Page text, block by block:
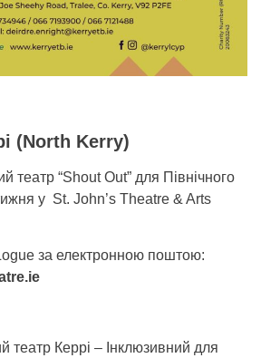
(North Kerry)
театр “Shout Out” для Північного
у St. John’s Theatre & Arts
за електронною поштою:
театр Керрі – Інклюзивний для